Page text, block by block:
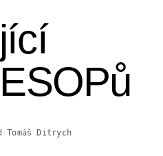
·Tomáš Ditrych